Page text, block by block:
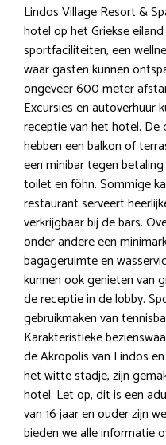
Lindos Village Resort &
hotel op het Griekse
sportfaciliteiten, een
waar gasten kunnen
ongeveer 600 meter
Excursies en autoverhuur
receptie van het hotel. De
hebben een balkon of
een minibar tegen
toilet en föhn. Sommige
restaurant serveert
verkrijgbaar bij de bars.
onder andere een
bagageruimte en
kunnen ook genieten van
de receptie in de lobby.
gebruikmaken van
Karakteristieke
de Akropolis van Lindos
het witte stadje, zijn
hotel. Let op, dit is een
van 16 jaar en ouder zijn
bieden we alle informatie